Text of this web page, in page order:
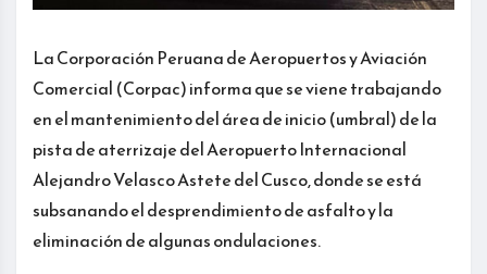
La Corporación Peruana de Aeropuertos y Aviación
Comercial (Corpac) informa que se viene trabajando
en el mantenimiento del área de inicio (umbral) de la
pista de aterrizaje del Aeropuerto Internacional
Alejandro Velasco Astete del Cusco, donde se está
subsanando el desprendimiento de asfalto y la
eliminación de algunas ondulaciones.